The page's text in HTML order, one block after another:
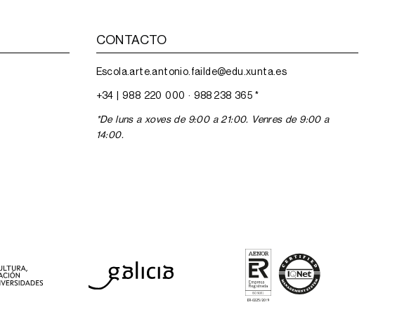
CONTACTO
Escola.arte.antonio.failde@edu.xunta.es
+34 | 988 220 000 · 988 238 365 *
*De luns a xoves de 9:00 a 21:00. Venres de 9:00 a
14:00.